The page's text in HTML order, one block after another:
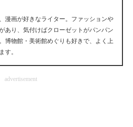
ィ
漫画が好きなライター。ファッションや
あり、気付けばクローゼットがパンパン
博物館・美術館めぐりも好きで、よく上
す。
advertisement